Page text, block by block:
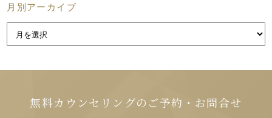
月別アーカイブ
無料カウンセリングのご予約・お問合せ